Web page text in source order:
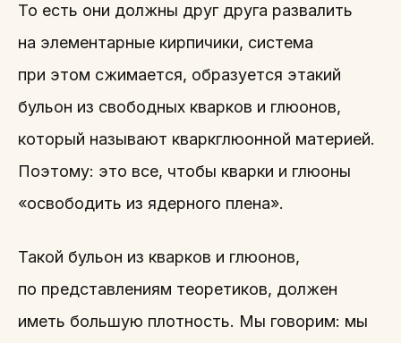
То есть они должны друг друга развалить
на элементарные кирпичики, система
при этом сжимается, образуется этакий
бульон из свободных кварков и глюонов,
который называют кваркглюонной материей.
Поэтому: это все, чтобы кварки и глюоны
«освободить из ядерного плена».
Такой бульон из кварков и глюонов,
по представлениям теоретиков, должен
иметь большую плотность. Мы говорим: мы